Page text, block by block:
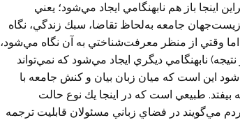
اينجا باز هم نابهنگامي ايجاد مي‌شود؛ يعني
جامعه‌ به‌لحاظ تقاضا، سبك زندگي، نگاه
وقتي از منظر معرفت‌شناختي به آن نگاه مي‌شود،
نابهنگامي ديگري ايجاد مي‌شود كه نمي‌تواند
اين است كه ميان زبان بيان و كنش جامعه با
بيفتد. طبيعي است كه در اينجا يك نوع حالت
مي‌گويند در فضاي زباني مسئولان قابليت ترجمه